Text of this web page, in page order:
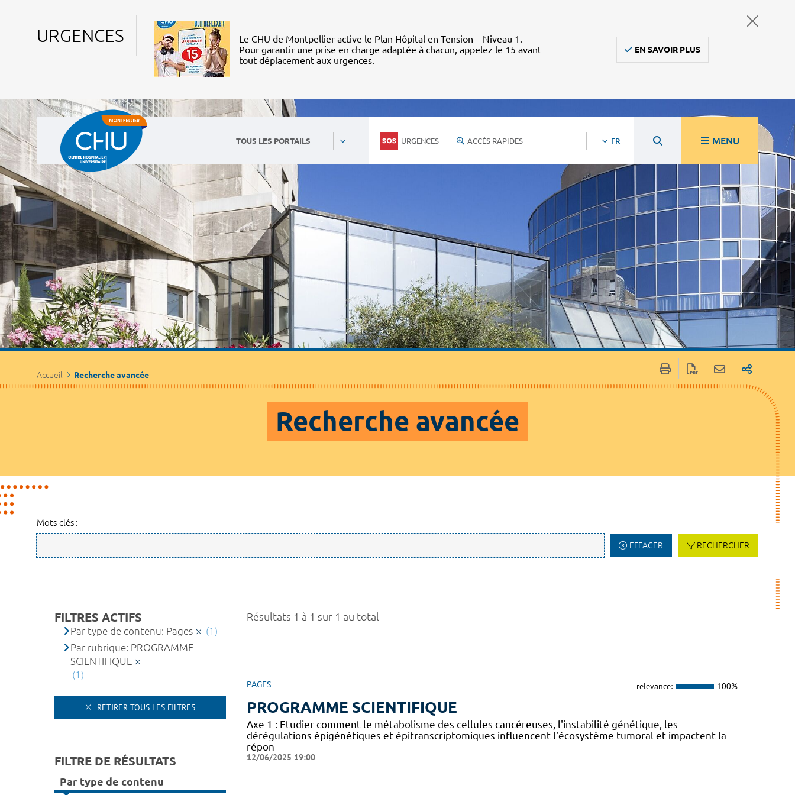
URGENCES
Le CHU de Montpellier active le Plan Hôpital en Tension – Niveau 1.
Pour garantir une prise en charge adaptée à chacun, appelez le 15 avant
tout déplacement aux urgences.
EN SAVOIR PLUS
TOUS LES PORTAILS URGENCES ACCÈS RAPIDES FR MENU
Accueil Recherche avancée
Recherche avancée
Mots-clés :
EFFACER RECHERCHER
Résultats 1 à 1 sur 1 au total
PAGES relevance: 100%
PROGRAMME SCIENTIFIQUE
Axe 1 : Etudier comment le métabolisme des cellules cancéreuses, l'instabilité génétique, les
dérégulations épigénétiques et épitranscriptomiques influencent l'écosystème tumoral et impactent la
répon
12/06/2025 19:00
FILTRES ACTIFS
Par type de contenu: Pages
(1)
Par rubrique: PROGRAMME
SCIENTIFIQUE
(1)
RETIRER TOUS LES FILTRES
FILTRE DE RÉSULTATS
Par type de contenu